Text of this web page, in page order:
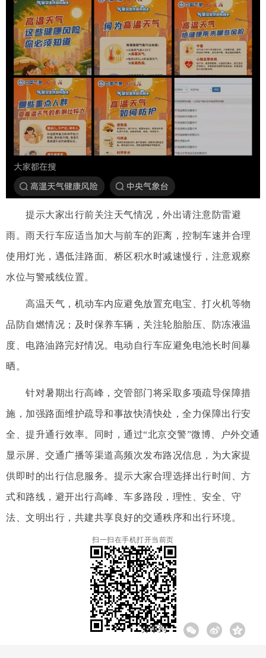
提示大家出行前关注天气情况，外出请注意防雷避
雨。雨天行车应适当加大与前车的距离，控制车速并合理
使用灯光，遇低洼路面、桥区积水时减速慢行，注意观察
水位与警戒线位置。
高温天气，机动车内应避免放置充电宝、打火机等物
品防自燃情况；及时保养车辆，关注轮胎胎压、防冻液温
度、电路油路完好情况。电动自行车应避免电池长时间暴
晒。
针对暑期出行高峰，交管部门将采取多项疏导保障措
施，加强路面维护疏导和事故快清快处，全力保障出行安
全、提升通行效率。同时，通过“北京交警”微博、户外交通
显示屏、交通广播等渠道高频次发布路况信息，为大家提
供即时的出行信息服务。提示大家合理选择出行时间、方
式和路线，避开出行高峰、车多路段，理性、安全、守
法、文明出行，共建共享良好的交通秩序和出行环境。
扫一扫在手机打开当前页
分享到: